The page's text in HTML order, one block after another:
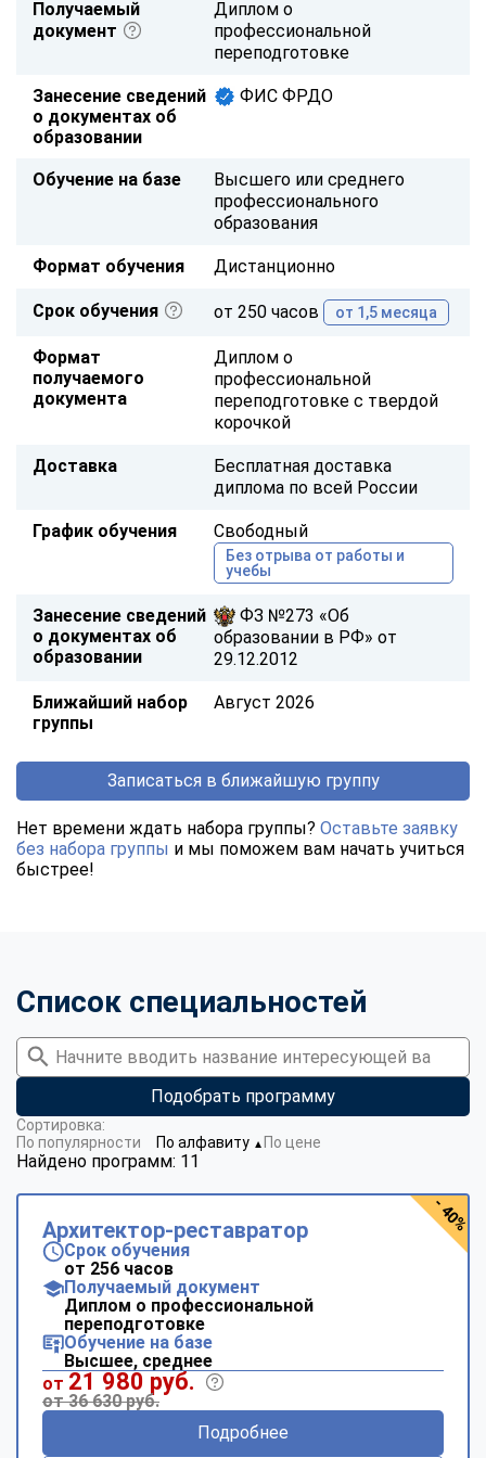
Получаемый
документ
Диплом о
профессиональной
переподготовке
Занесение сведений
о документах об
образовании
ФИС ФРДО
Обучение на базе
Высшего или среднего
профессионального
образования
Формат обучения Дистанционно
Срок обучения от 250 часов от 1,5 месяца
Формат
получаемого
документа
Диплом о
профессиональной
переподготовке с твердой
корочкой
Доставка
Бесплатная доставка
диплома по всей России
График обучения Свободный
Без отрыва от работы и
учебы
Занесение сведений
о документах об
образовании
ФЗ №273 «Об
образовании в РФ» от
29.12.2012
Ближайший набор
группы
Август 2026
Записаться в ближайшую группу
Нет времени ждать набора группы? Оставьте заявку
без набора группы и мы поможем вам начать учиться
быстрее!
Список специальностей
Подобрать программу
Найдено программ: 11
Сортировка:
По популярности
По алфавиту ▼ По цене
Архитектор-реставратор
Срок обучения
от 256 часов
Получаемый документ
Диплом о профессиональной
переподготовке
Обучение на базе
Высшее, среднее
от 21 980 руб.
от 36 630 руб.
Подробнее
- 40%